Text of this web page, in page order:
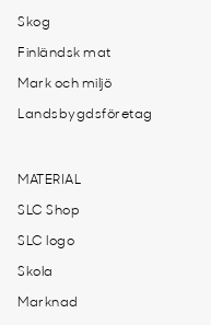
Skog
Finländsk mat
Mark och miljö
Landsbygdsföretag
MATERIAL
SLC Shop
SLC logo
Skola
Marknad